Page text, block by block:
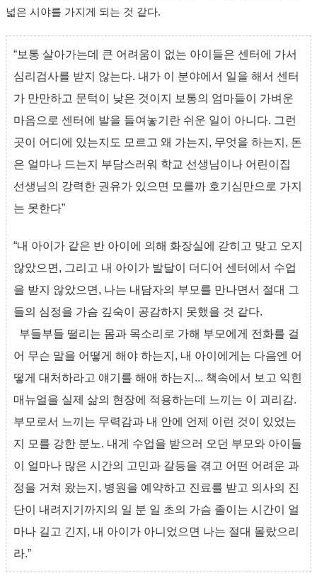
넓은 시야를 가지게 되는 것 같다.
“보통 살아가는데 큰 어려움이 없는 아이들은 센터에 가서
심리검사를 받지 않는다. 내가 이 분야에서 일을 해서 센터
가 만만하고 문턱이 낮은 것이지 보통의 엄마들이 가벼운
마음으로 센터에 발을 들여놓기란 쉬운 일이 아니다. 그런
곳이 어디에 있는지도 모르고 왜 가는지, 무엇을 하는지, 돈
은 얼마나 드는지 부담스러워 학교 선생님이나 어린이집
선생님의 강력한 권유가 있으면 모를까 호기심만으로 가지
는 못한다”
“내 아이가 같은 반 아이에 의해 화장실에 갇히고 맞고 오지
않았으면, 그리고 내 아이가 발달이 더디어 센터에서 수업
을 받지 않았으면, 나는 내담자의 부모를 만나면서 절대 그
들의 심정을 가슴 깊숙이 공감하지 못했을 것 같다.
부들부들 떨리는 몸과 목소리로 가해 부모에게 전화를 걸
어 무슨 말을 어떻게 해야 하는지, 내 아이에게는 다음엔 어
떻게 대처하라고 얘기를 해애 하는지... 책속에서 보고 익힌
매뉴얼을 실제 삶의 현장에 적용하는데 느끼는 이 괴리감.
부모로서 느끼는 무력감과 내 안에 언제 이런 것이 있었는
지 모를 강한 분노. 내게 수업을 받으러 오던 부모와 아이들
이 얼마나 많은 시간의 고민과 갈등을 겪고 어떤 어려운 과
정을 거쳐 왔는지, 병원을 예약하고 진료를 받고 의사의 진
단이 내려지기까지의 일 분 일 초의 가슴 졸이는 시간이 얼
마나 길고 긴지, 내 아이가 아니었으면 나는 절대 몰랐으리
라.”